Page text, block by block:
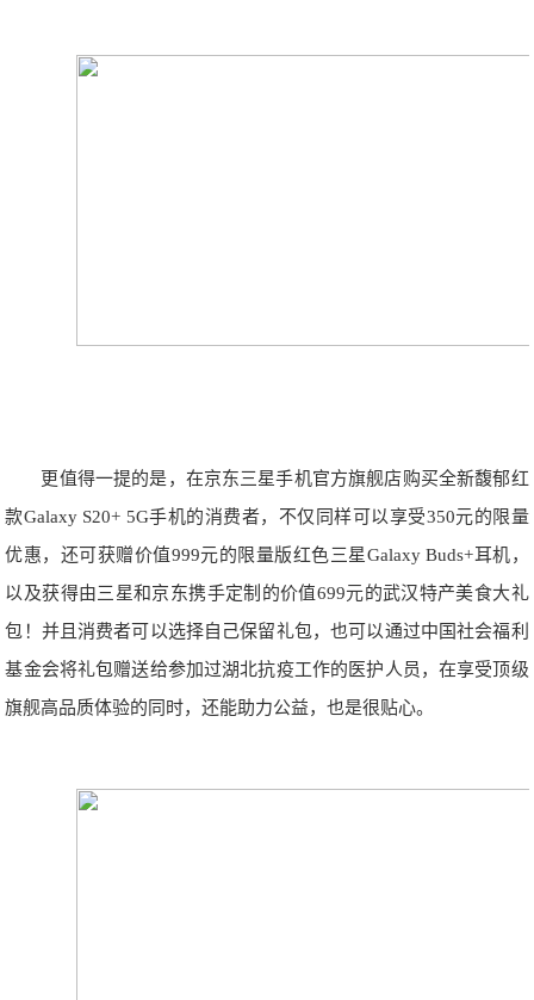
更值得一提的是，在京东三星手机官方旗舰店购买全新馥郁红
款Galaxy S20+ 5G手机的消费者，不仅同样可以享受350元的限量
优惠，还可获赠价值999元的限量版红色三星Galaxy Buds+耳机，
以及获得由三星和京东携手定制的价值699元的武汉特产美食大礼
包！并且消费者可以选择自己保留礼包，也可以通过中国社会福利
基金会将礼包赠送给参加过湖北抗疫工作的医护人员，在享受顶级
旗舰高品质体验的同时，还能助力公益，也是很贴心。